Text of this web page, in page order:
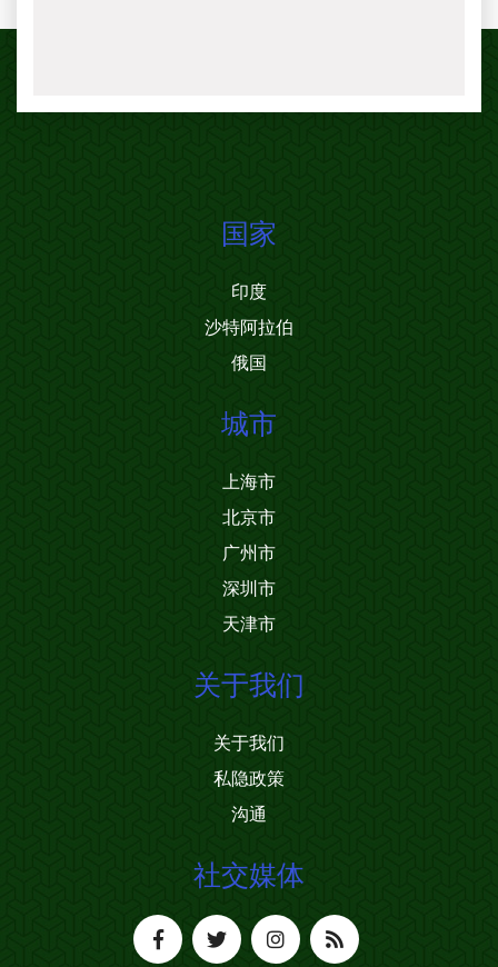
国家
印度
沙特阿拉伯
俄国
城市
上海市
北京市
广州市
深圳市
天津市
关于我们
关于我们
私隐政策
沟通
社交媒体